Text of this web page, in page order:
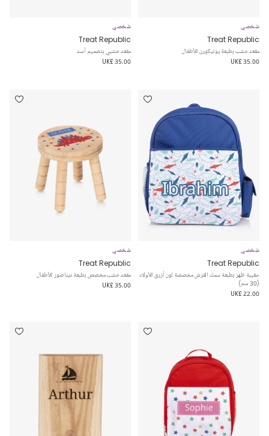
شخصي
Treat Republic
مقعد خشب بطبعة يونيكورن للأطفال
UK£ 35.00
شخصي
Treat Republic
مقعد خشبي بتصميم أسد
UK£ 35.00
شخصي
Treat Republic
حقيبة ظهر بطبعة سمك القرش مخصصة لون أزرق للأولاد
(30 سم)
UK£ 22.00
شخصي
Treat Republic
مقعد خشب مخصص بطبعة ديناصور للأطفال
UK£ 35.00